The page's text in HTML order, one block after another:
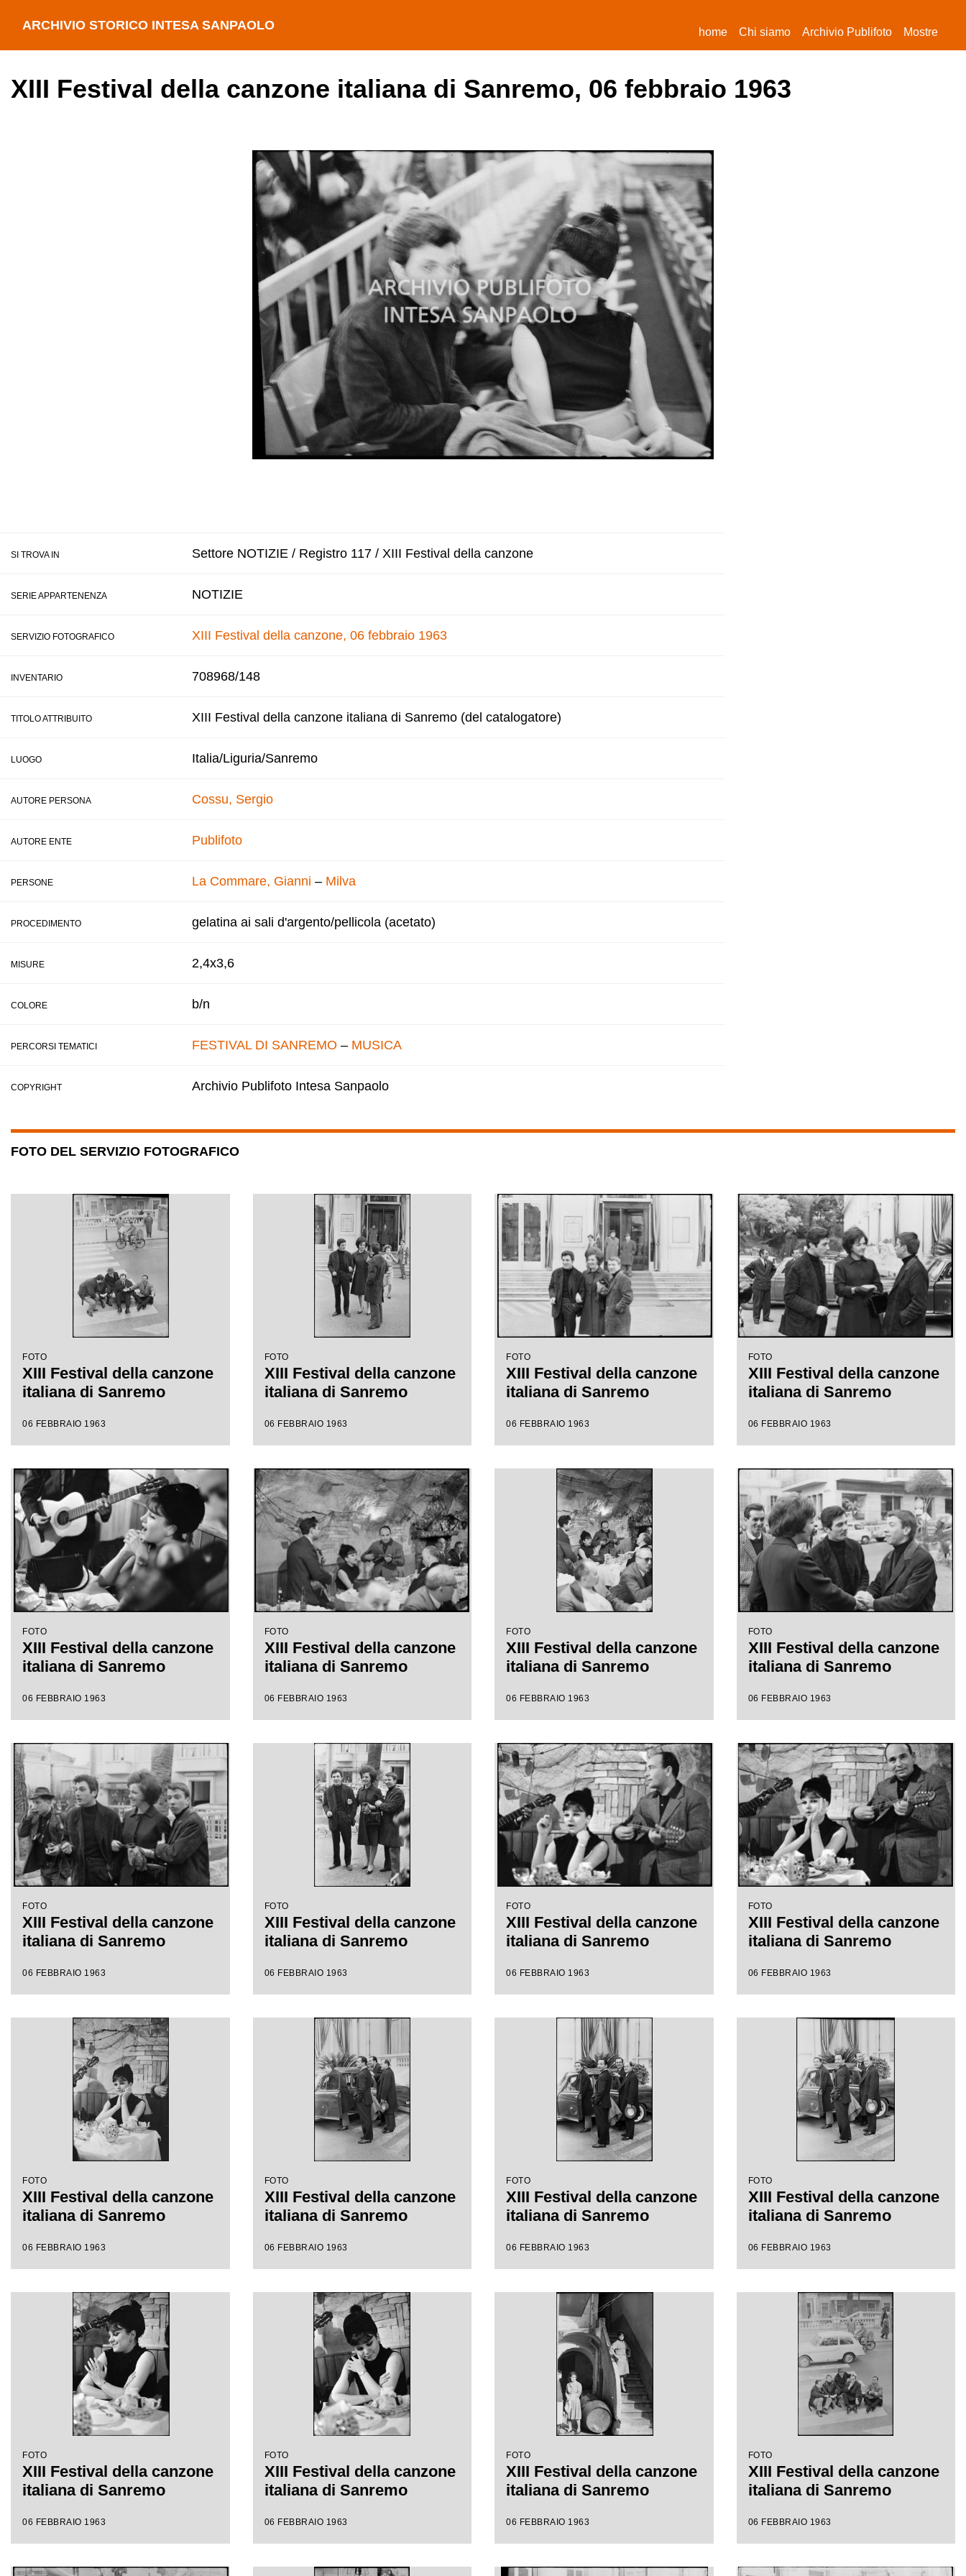
ARCHIVIO STORICO INTESA SANPAOLO home(current)
Chi siamo Archivio Publifoto Mostre
XIII Festival della canzone italiana di Sanremo, 06 febbraio 1963
SI TROVA IN Settore NOTIZIE / Registro 117 / XIII Festival della canzone
SERIE APPARTENENZA NOTIZIE
SERVIZIO FOTOGRAFICO XIII Festival della canzone, 06 febbraio 1963
INVENTARIO 708968/148
TITOLO ATTRIBUITO XIII Festival della canzone italiana di Sanremo (del catalogatore)
LUOGO Italia/Liguria/Sanremo
AUTORE PERSONA Cossu, Sergio
AUTORE ENTE Publifoto
PERSONE La Commare, Gianni – Milva
PROCEDIMENTO gelatina ai sali d'argento/pellicola (acetato)
MISURE 2,4x3,6
COLORE b/n
PERCORSI TEMATICI FESTIVAL DI SANREMO – MUSICA
COPYRIGHT Archivio Publifoto Intesa Sanpaolo
FOTO DEL SERVIZIO FOTOGRAFICO
FOTO
XIII Festival della canzone
italiana di Sanremo
06 FEBBRAIO 1963
FOTO
XIII Festival della canzone
italiana di Sanremo
06 FEBBRAIO 1963
FOTO
XIII Festival della canzone
italiana di Sanremo
06 FEBBRAIO 1963
FOTO
XIII Festival della canzone
italiana di Sanremo
06 FEBBRAIO 1963
FOTO
XIII Festival della canzone
italiana di Sanremo
06 FEBBRAIO 1963
FOTO
XIII Festival della canzone
italiana di Sanremo
06 FEBBRAIO 1963
FOTO
XIII Festival della canzone
italiana di Sanremo
06 FEBBRAIO 1963
FOTO
XIII Festival della canzone
italiana di Sanremo
06 FEBBRAIO 1963
FOTO
XIII Festival della canzone
italiana di Sanremo
06 FEBBRAIO 1963
FOTO
XIII Festival della canzone
italiana di Sanremo
06 FEBBRAIO 1963
FOTO
XIII Festival della canzone
italiana di Sanremo
06 FEBBRAIO 1963
FOTO
XIII Festival della canzone
italiana di Sanremo
06 FEBBRAIO 1963
FOTO
XIII Festival della canzone
italiana di Sanremo
06 FEBBRAIO 1963
FOTO
XIII Festival della canzone
italiana di Sanremo
06 FEBBRAIO 1963
FOTO
XIII Festival della canzone
italiana di Sanremo
06 FEBBRAIO 1963
FOTO
XIII Festival della canzone
italiana di Sanremo
06 FEBBRAIO 1963
FOTO
XIII Festival della canzone
italiana di Sanremo
06 FEBBRAIO 1963
FOTO
XIII Festival della canzone
italiana di Sanremo
06 FEBBRAIO 1963
FOTO
XIII Festival della canzone
italiana di Sanremo
06 FEBBRAIO 1963
FOTO
XIII Festival della canzone
italiana di Sanremo
06 FEBBRAIO 1963